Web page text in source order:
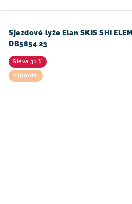
Sjezdové lyže Elan SKIS SHI
DB5854 23
31 %
Výprodej